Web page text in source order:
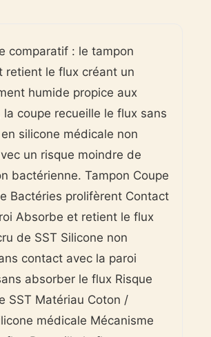
comparatif : le tampon
retient le flux créant un
humide propice aux
la coupe recueille le flux sans
silicone médicale non
un risque moindre de
bactérienne. Tampon Coupe
Bactéries prolifèrent Contact
Absorbe et retient le flux
de SST Silicone non
contact avec la paroi
absorber le flux Risque
SST Matériau Coton /
médicale Mécanisme